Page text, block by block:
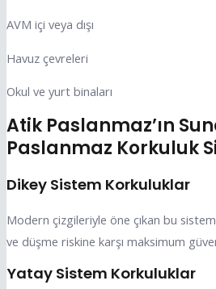
AVM içi veya dışı
Havuz çevreleri
Okul ve yurt binaları
Atik Paslanmaz’ın
Paslanmaz Korkuluk
Dikey Sistem Korkuluklar
Modern çizgileriyle öne çıkan bu
ve düşme riskine karşı maksimum
Yatay Sistem Korkuluklar